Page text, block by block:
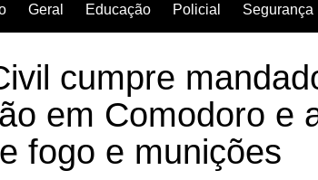
Geral Educação Policial Segurança
cumpre
em Comodoro e
fogo e munições